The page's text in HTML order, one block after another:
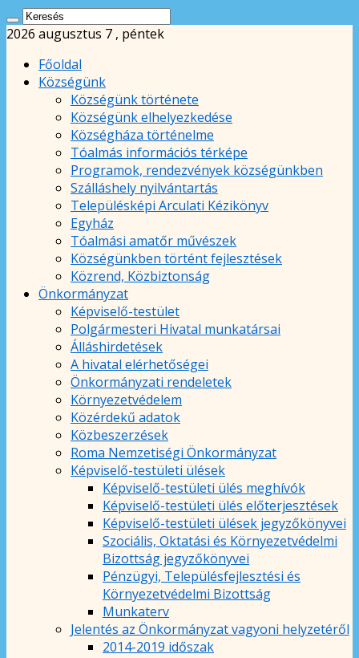
2026 augusztus 7 , péntek
Főoldal
Községünk
Községünk története
Községünk elhelyezkedése
Községháza történelme
Tóalmás információs térképe
Programok, rendezvények községünkben
Szálláshely nyilvántartás
Településképi Arculati Kézikönyv
Egyház
Tóalmási amatőr művészek
Községünkben történt fejlesztések
Közrend, Közbiztonság
Önkormányzat
Képviselő-testület
Polgármesteri Hivatal munkatársai
Álláshirdetések
A hivatal elérhetőségei
Önkormányzati rendeletek
Környezetvédelem
Közérdekű adatok
Közbeszerzések
Roma Nemzetiségi Önkormányzat
Képviselő-testületi ülések
Képviselő-testületi ülés meghívók
Képviselő-testületi ülés előterjesztések
Képviselő-testületi ülések jegyzőkönyvei
Szociális, Oktatási és Környezetvédelmi
Bizottság jegyzőkönyvei
Pénzügyi, Településfejlesztési és
Környezetvédelmi Bizottság
Munkaterv
Jelentés az Önkormányzat vagyoni helyzetéről
2014-2019 időszak